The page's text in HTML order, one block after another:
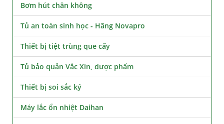
Bơm hút chân không
Tủ an toàn sinh học - Hãng Novapro
Thiết bị tiệt trùng que cấy
Tủ bảo quản Vắc Xin, dược phẩm
Thiết bị soi sắc ký
Máy lắc ổn nhiệt Daihan